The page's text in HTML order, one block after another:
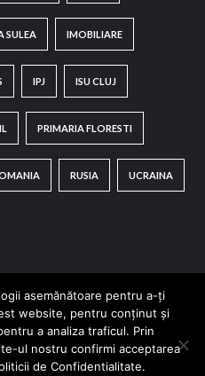
SULEA IMOBILIARE
IPJ ISU CLUJ
PRIMARIA FLORESTI
RUSIA UCRAINA
|CoverNewsby AF
asemănătoare pentru a-ți
website, pentru conținut și
a analiza traficul. Prin
ul nostru confirmi acceptarea
de Confidentialitate.